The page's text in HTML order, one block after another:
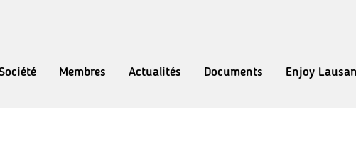
Membres Actualités Documents Enjoy